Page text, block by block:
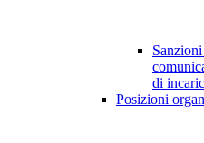
di
Posizioni